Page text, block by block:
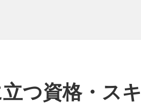
つ資格・スキ